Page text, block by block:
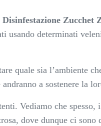
Disinfestazione Zucchet
usando determinati
quale sia l’ambiente
a sostenere la
Vediamo che spesso,
dove dunque ci